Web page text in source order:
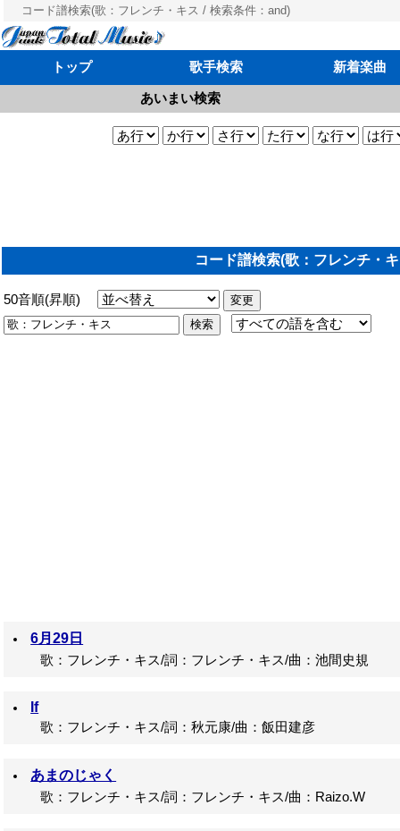
コード譜検索(歌：フレンチ・キス / 検索条件：and)
トップ 歌手検索 新着楽曲
あいまい検索
コード譜検索(歌：フレンチ・
50音順(昇順)
6月29日
歌：フレンチ・キス/詞：フレンチ・キス/曲：池間史規
If
歌：フレンチ・キス/詞：秋元康/曲：飯田建彦
あまのじゃく
歌：フレンチ・キス/詞：フレンチ・キス/曲：Raizo.W